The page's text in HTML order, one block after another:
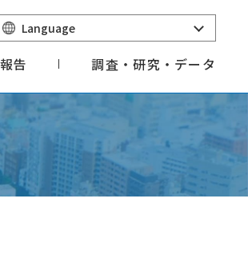
告 調査・研究・データ
Language